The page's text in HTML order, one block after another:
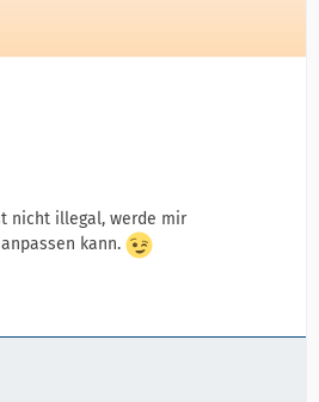
nicht illegal, werde mir
kann.